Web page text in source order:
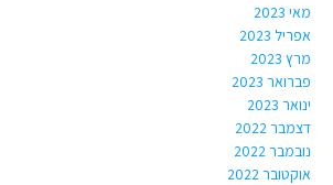
מאי 2023
אפריל 2023
מרץ 2023
פברואר 2023
ינואר 2023
דצמבר 2022
נובמבר 2022
אוקטובר 2022